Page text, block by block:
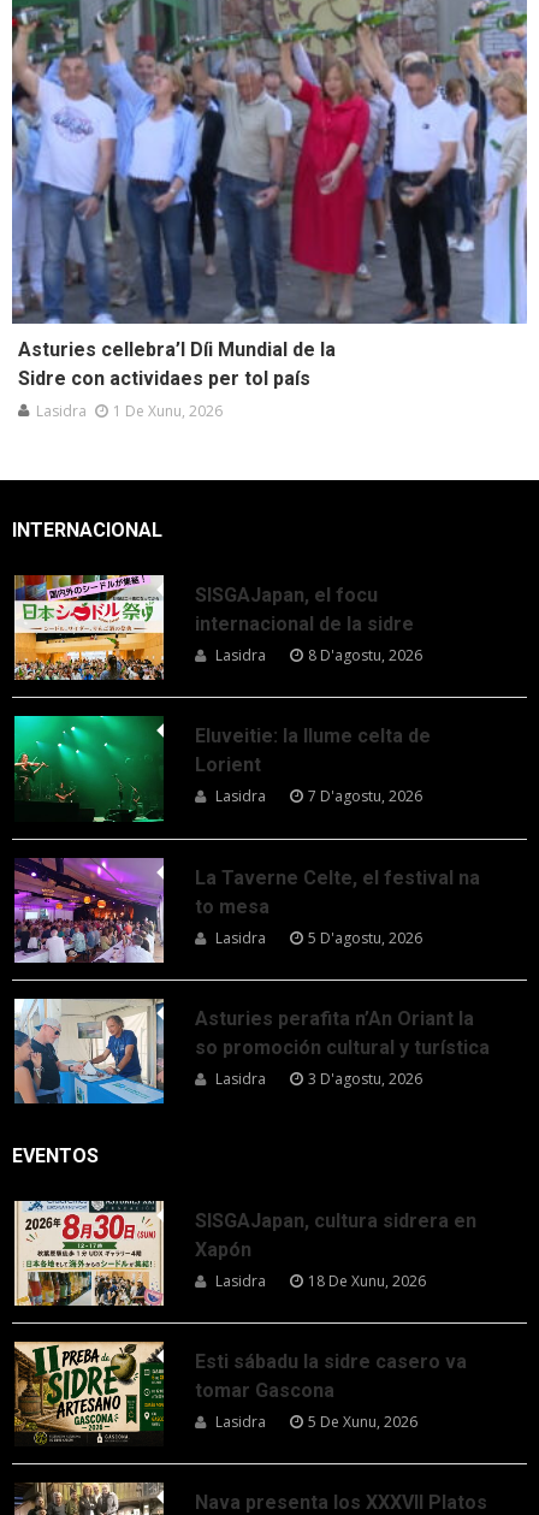
Asturies cellebra’l Díi Mundial de la
Sidre con actividaes per tol país
Lasidra 1 De Xunu, 2026
INTERNACIONAL
SISGAJapan, el focu
internacional de la sidre
Lasidra 8 D'agostu, 2026
Eluveitie: la llume celta de
Lorient
Lasidra 7 D'agostu, 2026
La Taverne Celte, el festival na
to mesa
Lasidra 5 D'agostu, 2026
Asturies perafita n’An Oriant la
so promoción cultural y turística
Lasidra 3 D'agostu, 2026
EVENTOS
SISGAJapan, cultura sidrera en
Xapón
Lasidra 18 De Xunu, 2026
Esti sábadu la sidre casero va
tomar Gascona
Lasidra 5 De Xunu, 2026
Nava presenta los XXXVII Platos